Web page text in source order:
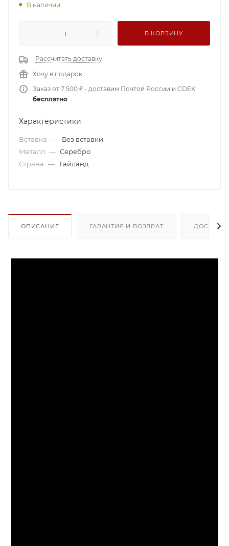
В наличии
В КОРЗИНУ
Рассчитать доставку
Хочу в подарок
Заказ от 7 500 ₽ - доставим Почтой России и CDEK
бесплатно
Характеристики
Вставка — Без вставки
Металл — Серебро
Страна — Тайланд
ОПИСАНИЕ ГАРАНТИЯ И ВОЗВРАТ